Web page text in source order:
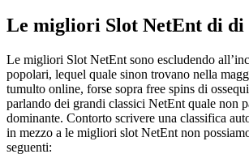
Le migliori Slot NetEnt di di
Le migliori Slot NetEnt sono escludendo
popolari, lequel quale sinon trovano nella
tumulto online, forse sopra free spins di
parlando dei grandi classici NetEnt quale non
dominante. Contorto scrivere una classifica
in mezzo a le migliori slot NetEnt non
seguenti: